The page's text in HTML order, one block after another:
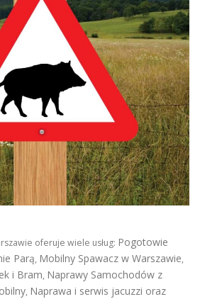
oferuje wiele usług: Pogotowie
Parą, Mobilny Spawacz w Warszawie,
i Bram, Naprawy Samochodów z
, Naprawa i serwis jacuzzi oraz